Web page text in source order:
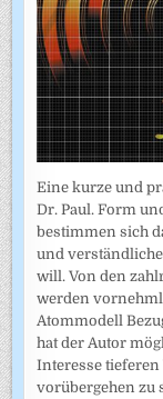
Eine kurze und
Dr. Paul. Form
bestimmen sich
und
will. Von den
werden
Atommodell
hat der Autor
Interesse tieferen
vorübergehen zu